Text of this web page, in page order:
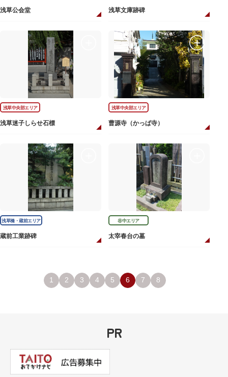
浅草公会堂 浅草文庫跡碑
浅草中央部エリア
浅草迷子しらせ石標
浅草中央部エリア
曹源寺（かっぱ寺）
浅草橋・蔵前エリア
蔵前工業跡碑
谷中エリア
太宰春台の墓
1 2 3 4 5 6 7 8
PR